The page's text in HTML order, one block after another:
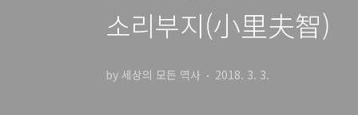
소리부지(小里夫智)
by 세상의 모든 역사 2018. 3. 3.